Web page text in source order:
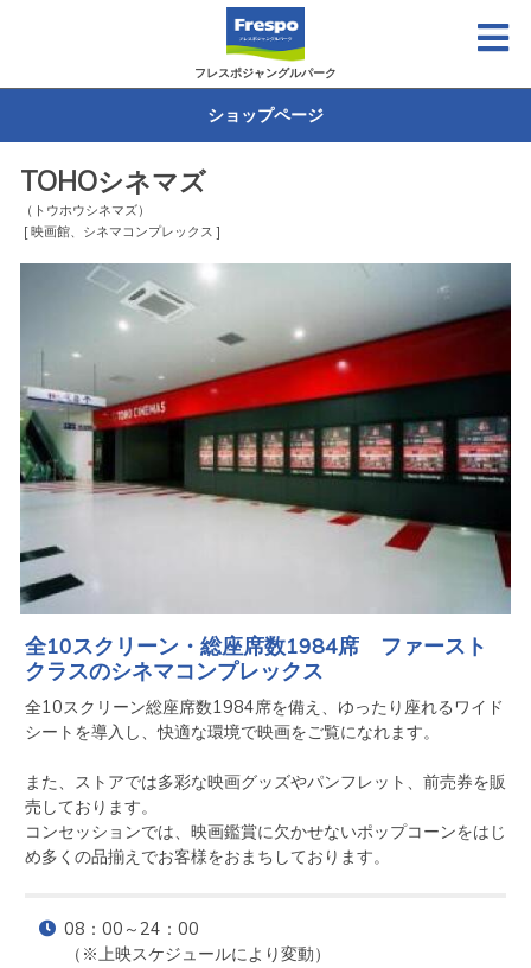
フレスポジャングルパーク
ショップページ
TOHOシネマズ
（トウホウシネマズ）
[ 映画館、シネマコンプレックス ]
全10スクリーン・総座席数1984席 ファースト
クラスのシネマコンプレックス
全10スクリーン総座席数1984席を備え、ゆったり座れるワイド
シートを導入し、快適な環境で映画をご覧になれます。
また、ストアでは多彩な映画グッズやパンフレット、前売券を販
売しております。
コンセッションでは、映画鑑賞に欠かせないポップコーンをはじ
め多くの品揃えでお客様をおまちしております。
08：00～24：00
（※上映スケジュールにより変動）